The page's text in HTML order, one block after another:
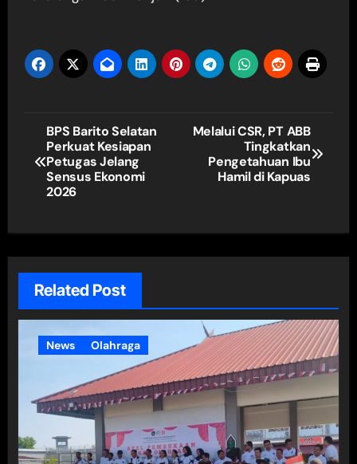
Navigasi
pos
BPS Barito Selatan
Perkuat Kesiapan
Petugas Jelang
Sensus Ekonomi
2026
Melalui CSR, PT ABB
Tingkatkan
Pengetahuan Ibu
Hamil di Kapuas
Related Post
News Olahraga